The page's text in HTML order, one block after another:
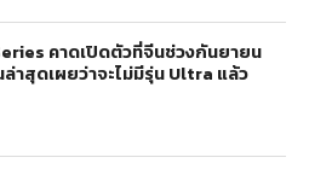
คาดเปิดตัวที่จีนช่วงกันยายน
าสุดเผยว่าจะไม่มีรุ่น Ultra แล้ว